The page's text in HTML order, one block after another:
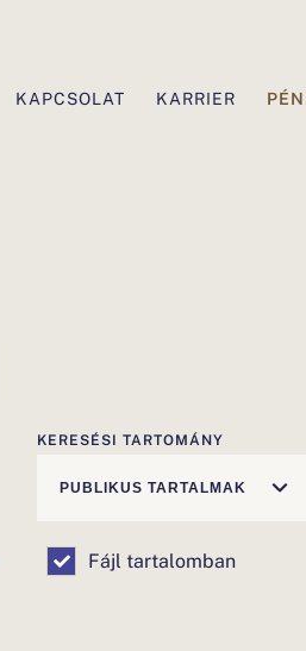
KAPCSOLAT KARRIER
KERESÉSI TARTOMÁNY
Fájl tartalomban